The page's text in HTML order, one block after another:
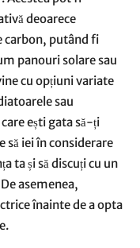
deoarece
carbon, putând fi
panouri solare sau
cu opțiuni variate
sau
ești gata să-ți
să iei în considerare
ta și să discuți cu un
asemenea,
înainte de a opta